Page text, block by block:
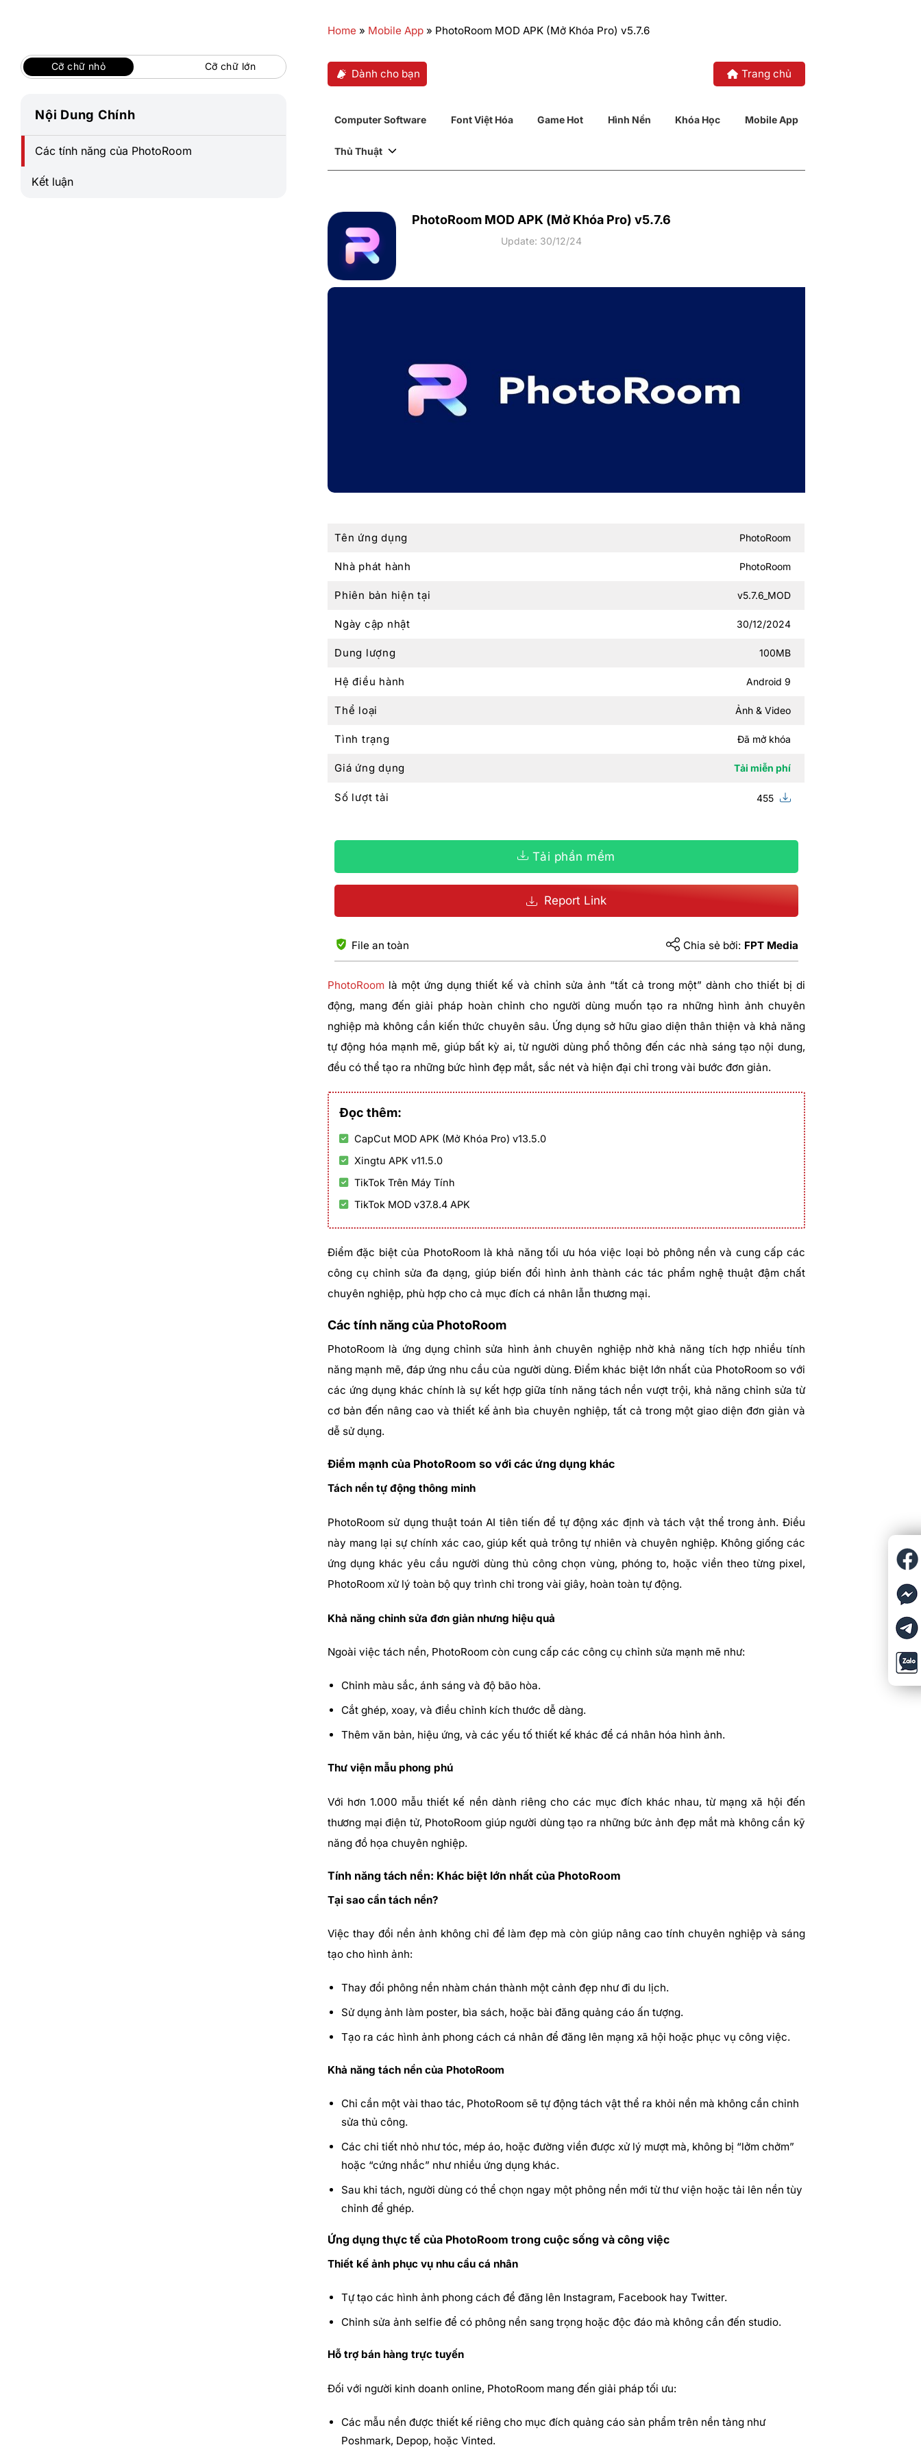
dung
Cỡ chữ nhỏ Cỡ chữ lớn
Nội Dung Chính
Các tính năng của PhotoRoom
Kết luận
Home » Mobile App » PhotoRoom MOD APK (Mở Khóa Pro) v5.7.6
Dành cho bạn Trang chủ
Computer Software Font Việt Hóa Game Hot Hình Nền Khóa Học Mobile App
Thủ Thuật
PhotoRoom MOD APK (Mở Khóa Pro) v5.7.6
Update: 30/12/24
Tên ứng dụng PhotoRoom
Nhà phát hành PhotoRoom
Phiên bản hiện tại v5.7.6_MOD
Ngày cập nhật 30/12/2024
Dung lượng 100MB
Hệ điều hành Android 9
Thể loại Ảnh & Video
Tình trạng Đã mở khóa
Giá ứng dụng Tải miễn phí
Số lượt tải 455
Tải phần mềm
Report Link
File an toàn Chia sẻ bởi: FPT Media
PhotoRoom là một ứng dụng thiết kế và chỉnh sửa ảnh “tất cả trong một” dành cho thiết bị di
động, mang đến giải pháp hoàn chỉnh cho người dùng muốn tạo ra những hình ảnh chuyên
nghiệp mà không cần kiến thức chuyên sâu. Ứng dụng sở hữu giao diện thân thiện và khả năng
tự động hóa mạnh mẽ, giúp bất kỳ ai, từ người dùng phổ thông đến các nhà sáng tạo nội dung,
đều có thể tạo ra những bức hình đẹp mắt, sắc nét và hiện đại chỉ trong vài bước đơn giản.
Đọc thêm:
CapCut MOD APK (Mở Khóa Pro) v13.5.0
Xingtu APK v11.5.0
TikTok Trên Máy Tính
TikTok MOD v37.8.4 APK
Điểm đặc biệt của PhotoRoom là khả năng tối ưu hóa việc loại bỏ phông nền và cung cấp các
công cụ chỉnh sửa đa dạng, giúp biến đổi hình ảnh thành các tác phẩm nghệ thuật đậm chất
chuyên nghiệp, phù hợp cho cả mục đích cá nhân lẫn thương mại.
Các tính năng của PhotoRoom
PhotoRoom là ứng dụng chỉnh sửa hình ảnh chuyên nghiệp nhờ khả năng tích hợp nhiều tính
năng mạnh mẽ, đáp ứng nhu cầu của người dùng. Điểm khác biệt lớn nhất của PhotoRoom so với
các ứng dụng khác chính là sự kết hợp giữa tính năng tách nền vượt trội, khả năng chỉnh sửa từ
cơ bản đến nâng cao và thiết kế ảnh bìa chuyên nghiệp, tất cả trong một giao diện đơn giản và
dễ sử dụng.
Điểm mạnh của PhotoRoom so với các ứng dụng khác
Tách nền tự động thông minh
PhotoRoom sử dụng thuật toán AI tiên tiến để tự động xác định và tách vật thể trong ảnh. Điều
này mang lại sự chính xác cao, giúp kết quả trông tự nhiên và chuyên nghiệp. Không giống các
ứng dụng khác yêu cầu người dùng thủ công chọn vùng, phóng to, hoặc viền theo từng pixel,
PhotoRoom xử lý toàn bộ quy trình chỉ trong vài giây, hoàn toàn tự động.
Khả năng chỉnh sửa đơn giản nhưng hiệu quả
Ngoài việc tách nền, PhotoRoom còn cung cấp các công cụ chỉnh sửa mạnh mẽ như:
Chỉnh màu sắc, ánh sáng và độ bão hòa.
Cắt ghép, xoay, và điều chỉnh kích thước dễ dàng.
Thêm văn bản, hiệu ứng, và các yếu tố thiết kế khác để cá nhân hóa hình ảnh.
Thư viện mẫu phong phú
Với hơn 1.000 mẫu thiết kế nền dành riêng cho các mục đích khác nhau, từ mạng xã hội đến
thương mại điện tử, PhotoRoom giúp người dùng tạo ra những bức ảnh đẹp mắt mà không cần kỹ
năng đồ họa chuyên nghiệp.
Tính năng tách nền: Khác biệt lớn nhất của PhotoRoom
Tại sao cần tách nền?
Việc thay đổi nền ảnh không chỉ để làm đẹp mà còn giúp nâng cao tính chuyên nghiệp và sáng
tạo cho hình ảnh:
Thay đổi phông nền nhàm chán thành một cảnh đẹp như đi du lịch.
Sử dụng ảnh làm poster, bìa sách, hoặc bài đăng quảng cáo ấn tượng.
Tạo ra các hình ảnh phong cách cá nhân để đăng lên mạng xã hội hoặc phục vụ công việc.
Khả năng tách nền của PhotoRoom
Chỉ cần một vài thao tác, PhotoRoom sẽ tự động tách vật thể ra khỏi nền mà không cần chỉnh
sửa thủ công.
Các chi tiết nhỏ như tóc, mép áo, hoặc đường viền được xử lý mượt mà, không bị “lởm chởm”
hoặc “cứng nhắc” như nhiều ứng dụng khác.
Sau khi tách, người dùng có thể chọn ngay một phông nền mới từ thư viện hoặc tải lên nền tùy
chỉnh để ghép.
Ứng dụng thực tế của PhotoRoom trong cuộc sống và công việc
Thiết kế ảnh phục vụ nhu cầu cá nhân
Tự tạo các hình ảnh phong cách để đăng lên Instagram, Facebook hay Twitter.
Chỉnh sửa ảnh selfie để có phông nền sang trọng hoặc độc đáo mà không cần đến studio.
Hỗ trợ bán hàng trực tuyến
Đối với người kinh doanh online, PhotoRoom mang đến giải pháp tối ưu:
Các mẫu nền được thiết kế riêng cho mục đích quảng cáo sản phẩm trên nền tảng như
Poshmark, Depop, hoặc Vinted.